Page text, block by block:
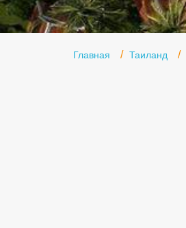
Главная Таиланд
Офис г. Москва